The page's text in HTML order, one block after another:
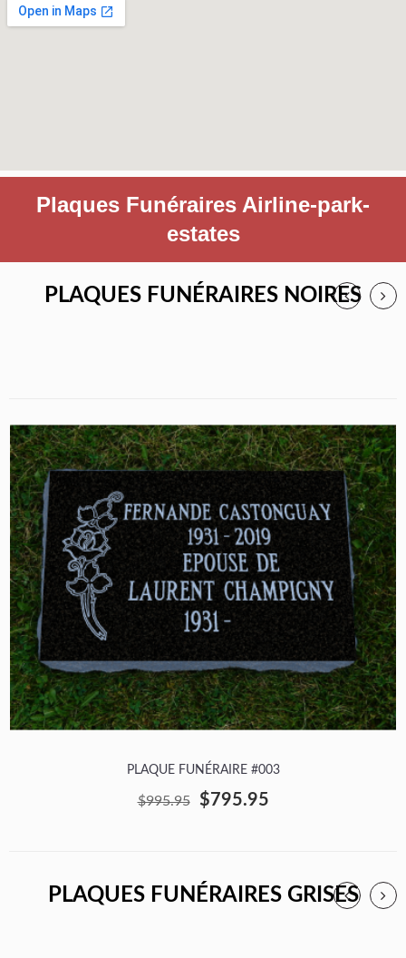
Plaques Funéraires Airline-park-
estates
PLAQUES FUNÉRAIRES NOIRES
PLAQUE FUNÉRAIRE #003
$995.95 $795.95
PLAQUES FUNÉRAIRES GRISES